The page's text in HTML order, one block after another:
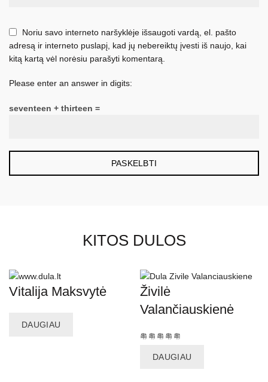
Noriu savo interneto naršyklėje išsaugoti vardą, el. pašto
adresą ir interneto puslapį, kad jų nebereiktų įvesti iš naujo, kai
kitą kartą vėl norėsiu parašyti komentarą.
Please enter an answer in digits:
seventeen + thirteen =
KITOS DULOS
Vitalija Maksvytė
DAUGIAU
Živilė
Valančiauskienė
DAUGIAU